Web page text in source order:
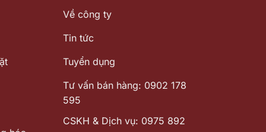
Về công ty
Tin tức
Tuyển dụng
Tư vấn bán hàng: 0902 178
595
CSKH & Dịch vụ: 0975 892